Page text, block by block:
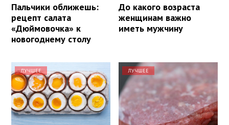
Пальчики оближешь:
рецепт салата
«Дюймовочка» к
новогоднему столу
До какого возраста
женщинам важно
иметь мужчину
ЛУЧШЕЕ ЛУЧШЕЕ